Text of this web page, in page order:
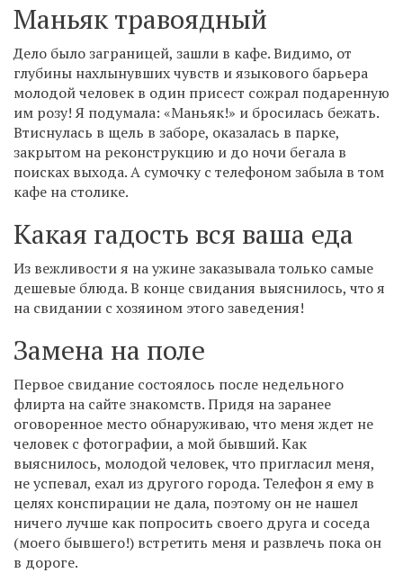
Маньяк травоядный
Дело было заграницей, зашли в кафе. Видимо, от
глубины нахлынувших чувств и языкового барьера
молодой человек в один присест сожрал подаренную
им розу! Я подумала: «Маньяк!» и бросилась бежать.
Втиснулась в щель в заборе, оказалась в парке,
закрытом на реконструкцию и до ночи бегала в
поисках выхода. А сумочку с телефоном забыла в том
кафе на столике.
Какая гадость вся ваша еда
Из вежливости я на ужине заказывала только самые
дешевые блюда. В конце свидания выяснилось, что я
на свидании с хозяином этого заведения!
Замена на поле
Первое свидание состоялось после недельного
флирта на сайте знакомств. Придя на заранее
оговоренное место обнаруживаю, что меня ждет не
человек с фотографии, а мой бывший. Как
выяснилось, молодой человек, что пригласил меня,
не успевал, ехал из другого города. Телефон я ему в
целях конспирации не дала, поэтому он не нашел
ничего лучше как попросить своего друга и соседа
(моего бывшего!) встретить меня и развлечь пока он
в дороге.